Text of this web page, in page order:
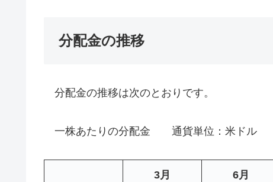
分配金の推移
分配金の推移は次のとおりです。
一株あたりの分配金 通貨単位：米ドル
3月 6月